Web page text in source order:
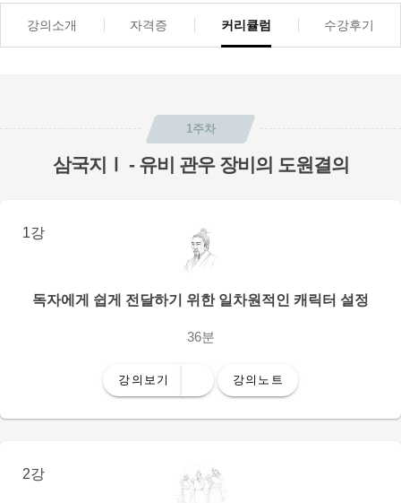
강의소개 자격증 커리큘럼 수강후기
1주차
삼국지Ⅰ - 유비 관우 장비의 도원결의
1강
독자에게 쉽게 전달하기 위한 일차원적인 캐릭터 설정
36분
강의보기 강의노트
2강